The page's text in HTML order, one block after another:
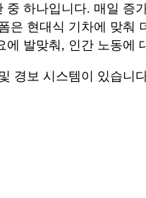
하나입니다. 매일
은 현대식 기차에 맞
발맞춰, 인간 노동
경보 시스템이 있습